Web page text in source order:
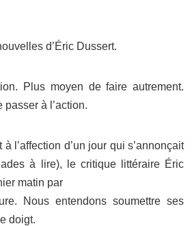
d’Éric Dussert.
Plus moyen de faire autrement.
à l’action.
l’affection d’un jour qui s’annonçait
à lire), le critique littéraire Éric
matin par
Nous entendons soumettre ses
doigt.